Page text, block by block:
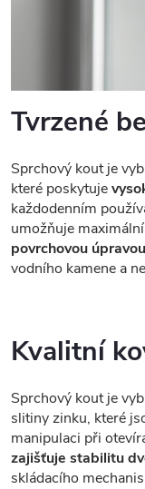
Tvrzené
Sprchový kout je
které poskytuje
každodenním
umožňuje
povrchovou
vodního kamene a
Kvalitní
Sprchový kout je
slitiny zinku, které
manipulaci při
zajišťuje stabilitu
skládacího